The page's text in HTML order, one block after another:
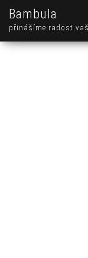
Bambula
přinášíme radost